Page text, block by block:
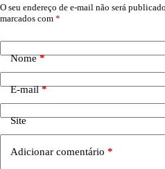
O seu endereço de e-mail não será
marcados com *
Nome*
E-mail*
Site
Adicionar comentário *